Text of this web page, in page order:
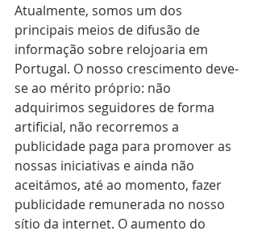
Atualmente, somos um dos
principais meios de difusão de
informação sobre relojoaria em
Portugal. O nosso crescimento deve-
se ao mérito próprio: não
adquirimos seguidores de forma
artificial, não recorremos a
publicidade paga para promover as
nossas iniciativas e ainda não
aceitámos, até ao momento, fazer
publicidade remunerada no nosso
sítio da internet. O aumento do